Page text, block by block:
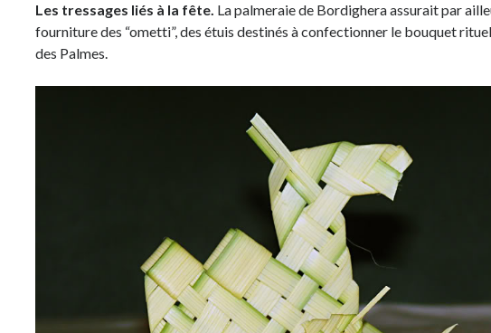
Les tressages liés à la fête. La palmeraie de Bordighera assurait par
fourniture des “ometti”, des étuis destinés à confectionner le bouquet
des Palmes.